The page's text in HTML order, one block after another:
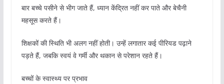
बार बच्चे पसीने से भीग जाते हैं, ध्यान केंद्रित नहीं कर पाते और बेचैनी
महसूस करते हैं।
शिक्षकों की स्थिति भी अलग नहीं होती। उन्हें लगातार कई पीरियड पढ़ाने
पड़ते हैं, जबकि स्वयं वे गर्मी और थकान से परेशान रहते हैं।
बच्चों के स्वास्थ्य पर प्रभाव